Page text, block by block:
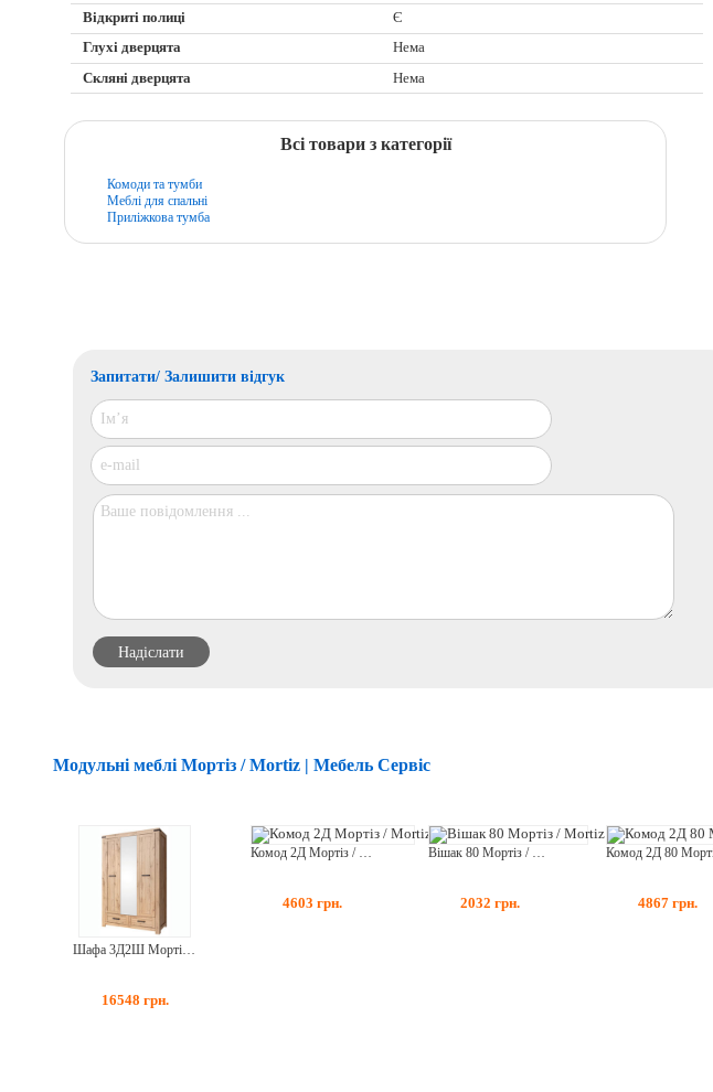
Відкриті полиці
Є
Глухі дверцята
Нема
Скляні дверцята
Нема
Всі товари з категорії
Комоди та тумби
Меблі для спальні
Приліжкова тумба
Запитати/ Залишити відгук
Модульні меблі Мортіз / Mortiz | Мебель Сервіс
16548 грн.
4603 грн. 2032 грн. 4867 грн.